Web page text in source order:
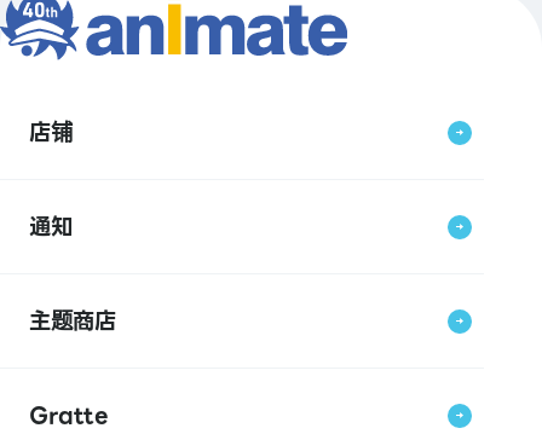
店铺
通知
主题商店
Gratte